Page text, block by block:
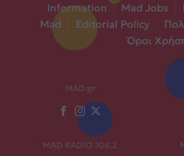
Information | Mad Jobs
Mad
Editorial Policy
Όροι
MAD.gr
MAD RADIO 106,2